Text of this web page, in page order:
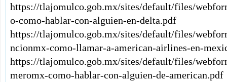
https://tlajomulco.gob.mx/sites/default/files/
o-como-hablar-con-alguien-en-delta.pdf
https://tlajomulco.gob.mx/sites/default/files/
ncionmx-como-llamar-a-american-airlines-en-
https://tlajomulco.gob.mx/sites/default/files/
meromx-como-hablar-con-alguien-de-american.pdf